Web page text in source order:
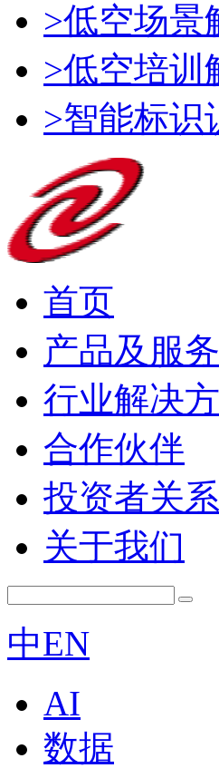
>低空场景
>低空培训
>智能标识
首页
产品及服务
行业解决
合作伙伴
投资者关系
关于我们
中EN
AI
数据